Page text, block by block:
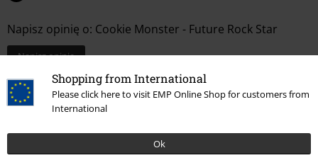
Shopping from International
Please click here to visit EMP Online Shop for customers from
International
Ok
Napisz opinię o: Cookie Monster - Future Rock Star
Napisz opinię